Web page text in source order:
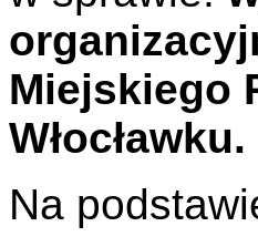
Miejskiego
Włocławku.
Na